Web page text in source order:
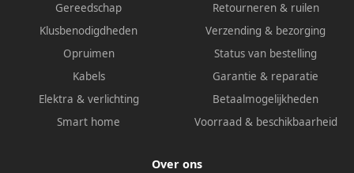
Gereedschap
Klusbenodigdheden
Opruimen
Kabels
Elektra & verlichting
Smart home
Retourneren & ruilen
Verzending & bezorging
Status van bestelling
Garantie & reparatie
Betaalmogelijkheden
Voorraad & beschikbaarheid
Over ons